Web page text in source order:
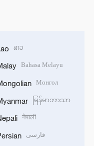
ລາວ
Bahasa Melayu
Монгол
မြန်မာဘာသာ
नेपाली
فارسی